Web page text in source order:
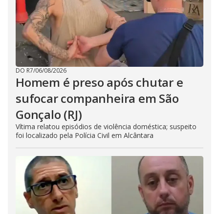
DO R7/06/08/2026
Homem é preso após chutar e
sufocar companheira em São
Gonçalo (RJ)
Vítima relatou episódios de violência doméstica; suspeito
foi localizado pela Polícia Civil em Alcântara